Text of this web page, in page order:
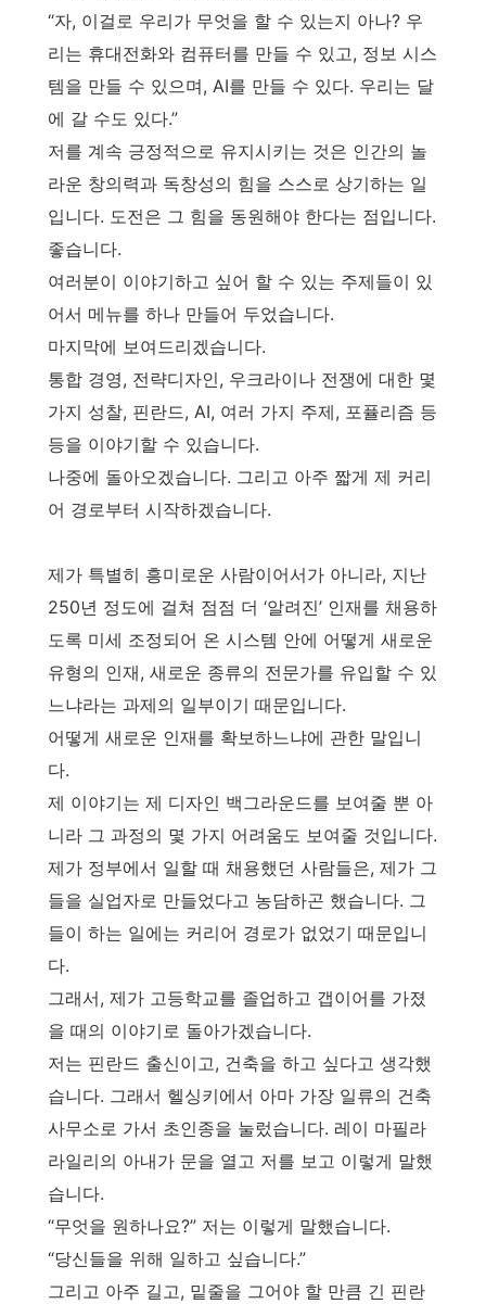
“자, 이걸로 우리가 무엇을 할 수 있는지 아나? 우
리는 휴대전화와 컴퓨터를 만들 수 있고, 정보 시스
템을 만들 수 있으며, AI를 만들 수 있다. 우리는 달
에 갈 수도 있다.”
저를 계속 긍정적으로 유지시키는 것은 인간의 놀
라운 창의력과 독창성의 힘을 스스로 상기하는 일
입니다. 도전은 그 힘을 동원해야 한다는 점입니다.
좋습니다.
여러분이 이야기하고 싶어 할 수 있는 주제들이 있
어서 메뉴를 하나 만들어 두었습니다.
마지막에 보여드리겠습니다.
통합 경영, 전략디자인, 우크라이나 전쟁에 대한 몇
가지 성찰, 핀란드, AI, 여러 가지 주제, 포퓰리즘 등
등을 이야기할 수 있습니다.
나중에 돌아오겠습니다. 그리고 아주 짧게 제 커리
어 경로부터 시작하겠습니다.
제가 특별히 흥미로운 사람이어서가 아니라, 지난
250년 정도에 걸쳐 점점 더 ‘알려진’ 인재를 채용하
도록 미세 조정되어 온 시스템 안에 어떻게 새로운
유형의 인재, 새로운 종류의 전문가를 유입할 수 있
느냐라는 과제의 일부이기 때문입니다.
어떻게 새로운 인재를 확보하느냐에 관한 말입니
다.
제 이야기는 제 디자인 백그라운드를 보여줄 뿐 아
니라 그 과정의 몇 가지 어려움도 보여줄 것입니다.
제가 정부에서 일할 때 채용했던 사람들은, 제가 그
들을 실업자로 만들었다고 농담하곤 했습니다. 그
들이 하는 일에는 커리어 경로가 없었기 때문입니
다.
그래서, 제가 고등학교를 졸업하고 갭이어를 가졌
을 때의 이야기로 돌아가겠습니다.
저는 핀란드 출신이고, 건축을 하고 싶다고 생각했
습니다. 그래서 헬싱키에서 아마 가장 일류의 건축
사무소로 가서 초인종을 눌렀습니다. 레이 마필라
라일리의 아내가 문을 열고 저를 보고 이렇게 말했
습니다.
“무엇을 원하나요?” 저는 이렇게 말했습니다.
“당신들을 위해 일하고 싶습니다.”
그리고 아주 길고, 밑줄을 그어야 할 만큼 긴 핀란